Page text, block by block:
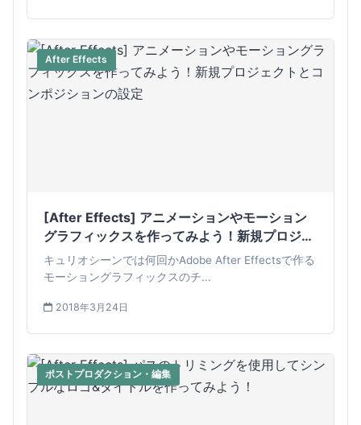
After Effects
[After Effects] アニメーションやモーション
グラフィックスを作ってみよう！新規プロジェ
クトとコンポジションの設定
キュリオシーンでは何回かAdobe After Effectsで作る
モーショングラフィックスのチ...
2018年3月24日
ポストプロダクション・編集